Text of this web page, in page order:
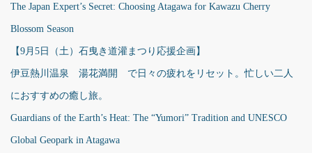
The Japan Expert’s Secret: Choosing Atagawa for Kawazu Cherry
Blossom Season
【9月5日（土）石曳き道灌まつり応援企画】
伊豆熱川温泉 湯花満開 で日々の疲れをリセット。忙しい二人
におすすめの癒し旅。
Guardians of the Earth’s Heat: The “Yumori” Tradition and UNESCO
Global Geopark in Atagawa